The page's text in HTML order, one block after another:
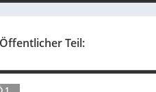
Öffentlicher Teil: